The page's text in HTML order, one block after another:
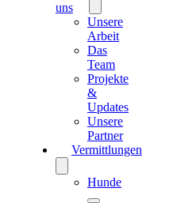
uns
Unsere
Arbeit
Das
Team
Projekte
&
Updates
Unsere
Partner
Vermittlungen
Hunde